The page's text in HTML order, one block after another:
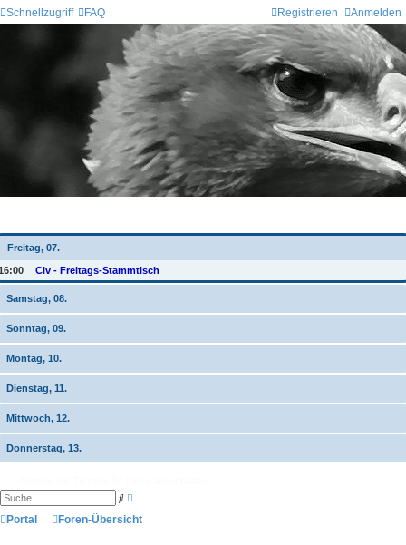
Schnellzugriff FAQ Anmelden
Registrieren
Freitag, 07.
Civ - Freitags-Stammtisch
Samstag, 08.
Sonntag, 09.
Montag, 10.
Dienstag, 11.
Mittwoch, 12.
Donnerstag, 13.
S
c w
e
Portal Foren-Übersicht